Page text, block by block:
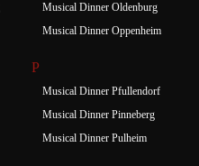
Musical Dinner Oldenburg
Musical Dinner Oppenheim
P
Musical Dinner Pfullendorf
Musical Dinner Pinneberg
Musical Dinner Pulheim